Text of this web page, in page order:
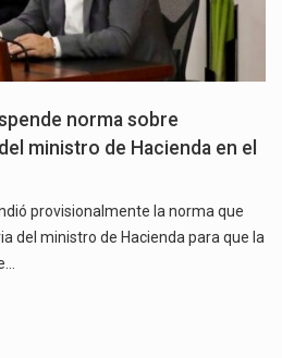
norma sobre
ministro de Hacienda en el
provisionalmente la norma que
del ministro de Hacienda para que la